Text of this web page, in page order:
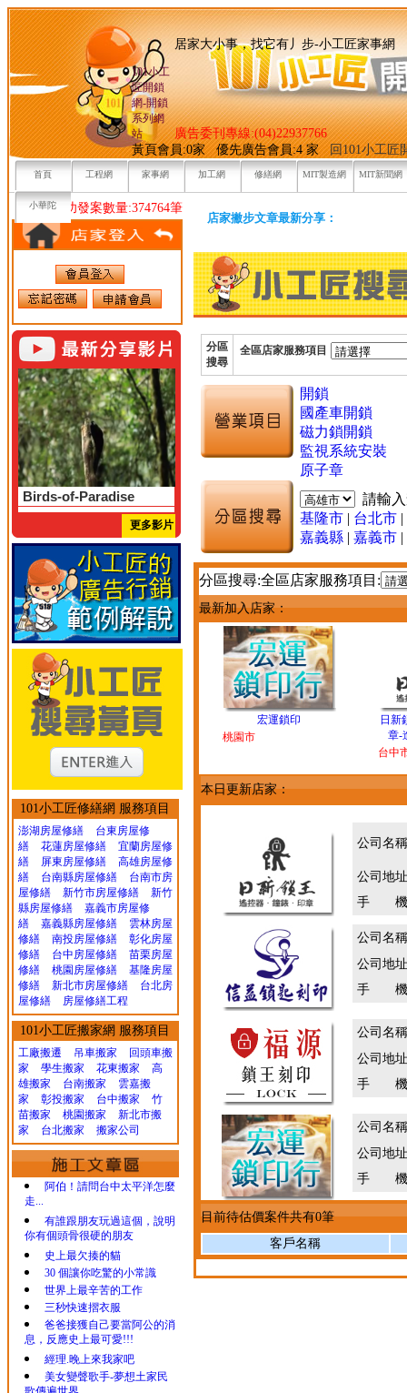
101小工
匠開鎖
網-開鎖
系列網
站
居家大小事，找它有丿步-小
廣告委刊專線:(04)22937766
黃頁會員:0家 優先廣告會員:4 家回101小工匠
首頁 工程網 家事網 加工網 修繕網 MIT製造網 MIT新聞網
小華陀
目前已成功發案數量:374764筆
Birds-of-Paradise
更多影片
101小工匠修繕網 服務項目
澎湖房屋修繕
台東房屋修
繕
花蓮房屋修繕
宜蘭房屋修
繕
屏東房屋修繕
高雄房屋修
繕
台南縣房屋修繕
台南市房
屋修繕
新竹市房屋修繕
新竹
縣房屋修繕
嘉義市房屋修
繕
嘉義縣房屋修繕
雲林房屋
修繕
南投房屋修繕
彰化房屋
修繕
台中房屋修繕
苗栗房屋
修繕
桃園房屋修繕
基隆房屋
修繕
新北市房屋修繕
台北房
屋修繕
房屋修繕工程
101小工匠搬家網 服務項目
工廠搬遷 吊車搬家
回頭車搬
家
學生搬家 花東搬家
高
雄搬家
台南搬家
雲嘉搬
家
彰投搬家 台中搬家
竹
苗搬家
桃園搬家
新北市搬
家
台北搬家 搬家公司
阿伯！請問台中太平洋怎麼
走...
有誰跟朋友玩過這個，說明
你有個頭骨很硬的朋友
史上最欠揍的貓
30 個讓你吃驚的小常識
世界上最辛苦的工作
三秒快速摺衣服
爸爸接獲自己要當阿公的消
息，反應史上最可愛!!!
經理.晚上來我家吧
美女變聲歌手-夢想土家民
店家撇步文章最新分享：
分區
搜尋
全區店家服務項目
開鎖
國產車開鎖
磁力鎖開鎖
監視系統安裝
原子章
請輸
基隆市 | 台北市 |
嘉義縣 | 嘉義市 |
分區搜尋:全區店家服務項目:
最新加入店家：
宏運鎖印
桃園市
日新
章-
台中
本日更新店家：
公司名
公司地
手 機
公司名
公司地
手 機
公司名
公司地
手 機
公司名
公司地
手 機
目前待估價案件共有0筆
客戶名稱